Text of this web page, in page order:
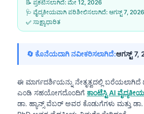
📝 ಪ್ರಕಟಿಸಲಾಗಿದೆ: ಮೇ 12, 2026
🩺 ವೈದ್ಯಕೀಯವಾಗಿ ಪರಿಶೀಲಿಸಲಾಗಿದೆ: ಆಗಸ್ಟ್ 7, 2026
✅ ಸಾಕ್ಷ್ಯಾಧಾರಿತ
🔄 ಕೊನೆಯದಾಗಿ ನವೀಕರಿಸಲಾಗಿದೆ:ಆಗಸ್ಟ್ 7,
ಈ ಮಾರ್ಗದರ್ಶಿಯನ್ನು ನೇತೃತ್ವದಲ್ಲಿ ಬರೆಯಲಾಗಿದೆ
ಎಂಡಿ ಸಹಯೋಗದೊಂದಿಗೆ ಕಾಂಟೆಸ್ಟಿ AI
ಡಾ. ಹ್ಯಾನ್ಸ್ ವೆಬರ್ ಅವರ ಕೊಡುಗೆಗಳು ಮತ್ತು